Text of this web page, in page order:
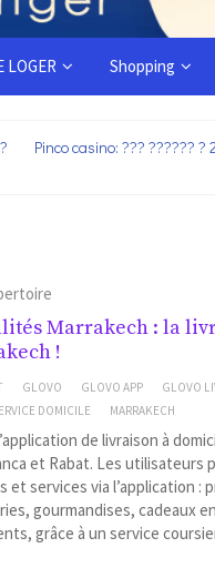
LOGER Shopping
Pinco casino: ??? ?????? ?
Marrakech : la
!
GLOVO GLOVO APP GLOVO
DOMICILE
MARRAKECH
de livraison à
et Rabat. Les
et services via l’application :
gourmandises, cadeaux
grâce à un service